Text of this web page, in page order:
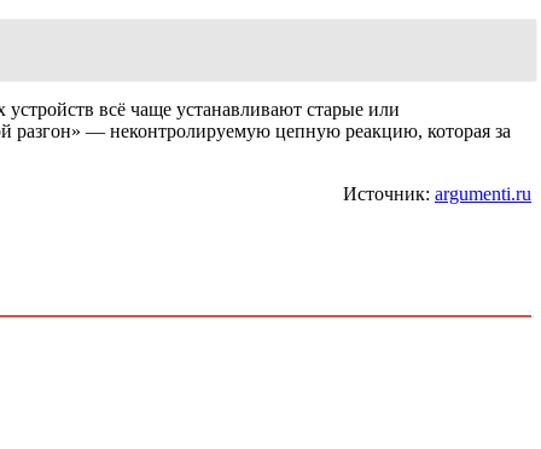
всё чаще устанавливают старые или
разгон» — неконтролируемую цепную реакцию, которая за
Источник: argumenti.ru